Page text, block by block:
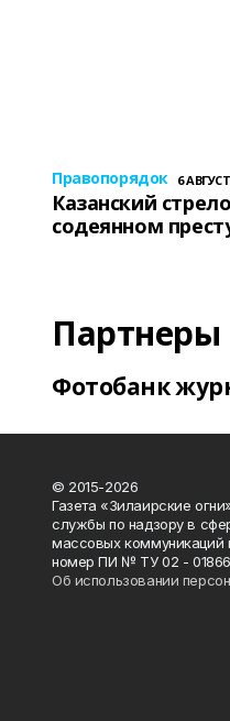
Правопорядок 6
Казанский
содеянном
Партнеры
Фотобанк
© 2015-2026
Газета «Зилаирские
службы по надзору в
массовых коммуникаций
номер ПИ № ТУ 02 - 01866
Об использовании